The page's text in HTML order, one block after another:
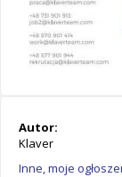
Autor:
Klaver
Inne, moje